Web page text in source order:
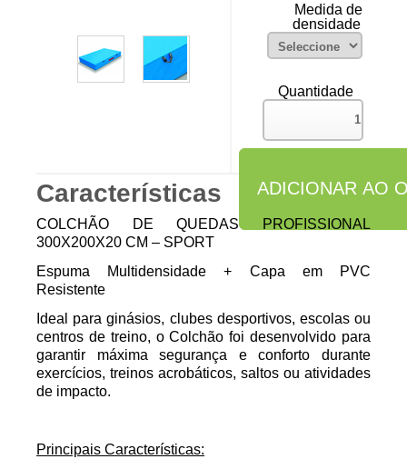
Medida de
densidade
Quantidade
Características
COLCHÃO DE QUEDAS PROFISSIONAL
300X200X20 CM – SPORT
Espuma Multidensidade + Capa em PVC
Resistente
Ideal para ginásios, clubes desportivos, escolas ou
centros de treino, o Colchão foi desenvolvido para
garantir máxima segurança e conforto durante
exercícios, treinos acrobáticos, saltos ou atividades
de impacto.
Principais Características: